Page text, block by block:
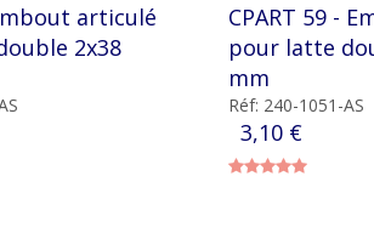
articulé
2x38
CPART 59 -
pour latte
mm
Réf: 240-1051-AS
3,10 €